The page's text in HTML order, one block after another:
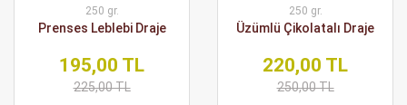
250 gr.
Prenses Leblebi Draje
195,00 TL
225,00 TL
250 gr.
Üzümlü Çikolatalı Draje
220,00 TL
250,00 TL